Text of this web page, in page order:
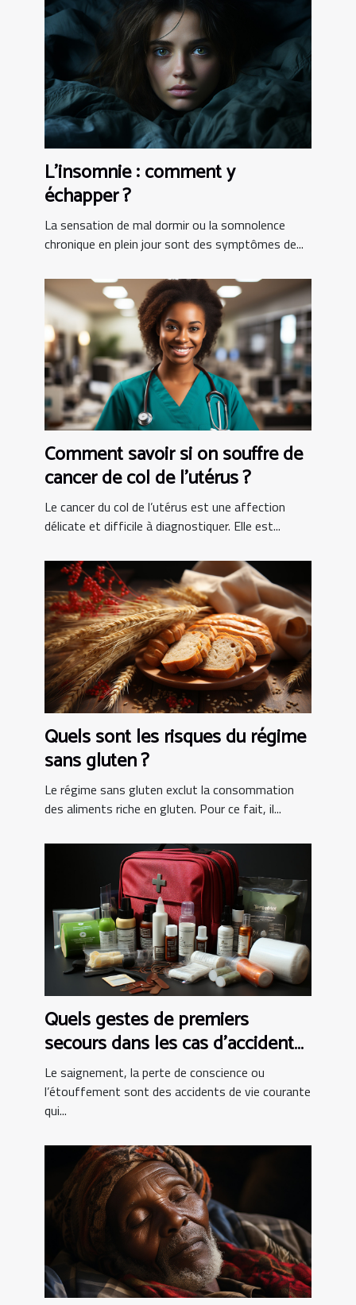
L’insomnie : comment y
échapper ?
La sensation de mal dormir ou la somnolence
chronique en plein jour sont des symptômes de...
Comment savoir si on souffre de
cancer de col de l’utérus ?
Le cancer du col de l’utérus est une affection
délicate et difficile à diagnostiquer. Elle est...
Quels sont les risques du régime
sans gluten ?
Le régime sans gluten exclut la consommation
des aliments riche en gluten. Pour ce fait, il...
Quels gestes de premiers
secours dans les cas d’accident
de vie courante ?
Le saignement, la perte de conscience ou
l’étouffement sont des accidents de vie courante
qui...